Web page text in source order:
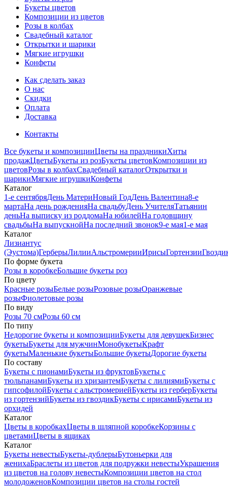
Букеты цветов
Композиции из цветов
Розы в колбах
Свадебный каталог
Открытки и шарики
Мягкие игрушки
Конфеты
Как сделать заказ
О нас
Скидки
Оплата
Доставка
Контакты
Все букеты и композицииЦветы на праздникиХиты
продажЦветыБукеты из розБукеты цветовКомпозиции из
цветовРозы в колбахСвадебный каталогОткрытки и
шарикиМягкие игрушкиКонфеты
Каталог
1-е сентябряДень МатериНовый ГодДень Валентина8-е
мартаНа день рожденияНа свадьбуДень УчителяТатьянин
деньНа выписку из роддомаНа юбилейНа годовщину
свадьбыНа выпускнойНа последний звонок9-е мая1-е мая
Каталог
Лизиантус
(Эустома)ГерберыЛилииАльстромерииИрисыГортензии
По форме букета
Розы в коробкеБольшие букеты роз
По цвету
Красные розыБелые розыРозовые розыОранжевые
розыФиолетовые розы
По виду
Розы 70 смРозы 60 см
По типу
Недорогие букеты и композицииБукеты для девушекБизнес
букетыБукеты для мужчинМонобукетыКрафт
букетыМаленькие букетыБольшие букетыДорогие букеты
По составу
Букеты с пионамиБукеты из фруктовБукеты с
тюльпанамиБукеты из хризантемБукеты с лилиямиБукеты с
гипсофилойБукеты с альстромериейБукеты из герберБукеты
из гортензийБукеты из гвоздикБукеты с ирисамиБукеты из
орхидей
Каталог
Цветы в коробкахЦветы в шляпной коробкеКорзины с
цветамиЦветы в ящиках
Каталог
Букеты невестыБукеты-дублерыБутоньерки для
женихаБраслеты из цветов для подружки невестыУкрашения
из цветов на голову невестыКомпозиции цветов на стол
молодоженовКомпозиции цветов на столы гостей